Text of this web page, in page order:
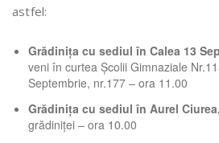
astfel:
Grădinița cu sediul în Calea 13
veni în curtea Școlii Gimnaziale
Septembrie, nr.177 – ora 11.00
Grădinița cu sediul în Aurel
grădiniței – ora 10.00